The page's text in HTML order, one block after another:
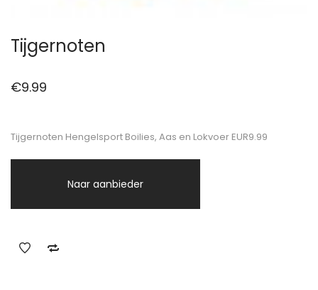
Tijgernoten
€9.99
Tijgernoten Hengelsport Boilies, Aas en Lokvoer EUR9.99
Naar aanbieder